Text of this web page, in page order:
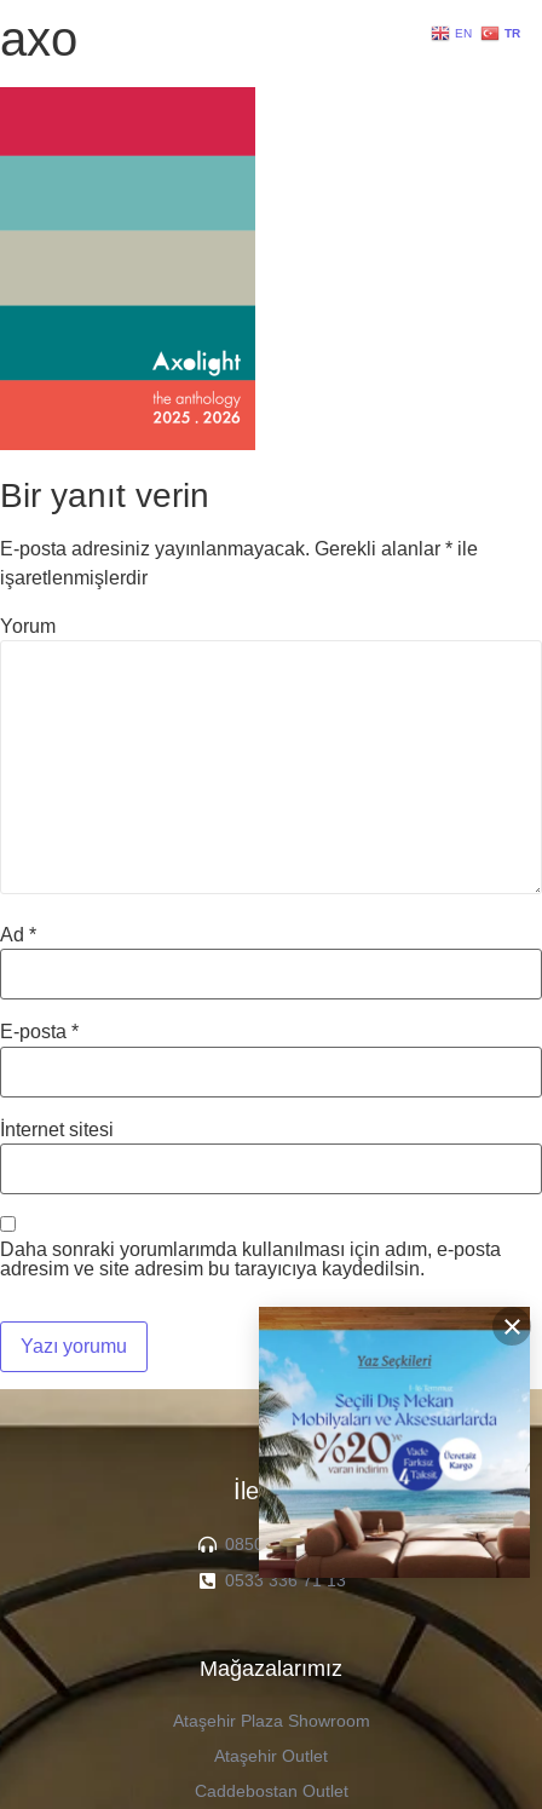
×
axo
Bir yanıt verin
E-posta adresiniz yayınlanmayacak. Gerekli alanlar * ile
işaretlenmişlerdir
Yorum
Ad *
E-posta *
İnternet sitesi
Daha sonraki yorumlarımda kullanılması için adım, e-posta
adresim ve site adresim bu tarayıcıya kaydedilsin.
İletişim
0850 307 04 22
0533 336 71 13
Mağazalarımız
Ataşehir Plaza Showroom
Ataşehir Outlet
Caddebostan Outlet
EN TR